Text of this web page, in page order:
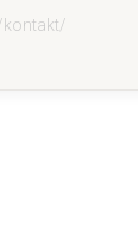
kontakt/